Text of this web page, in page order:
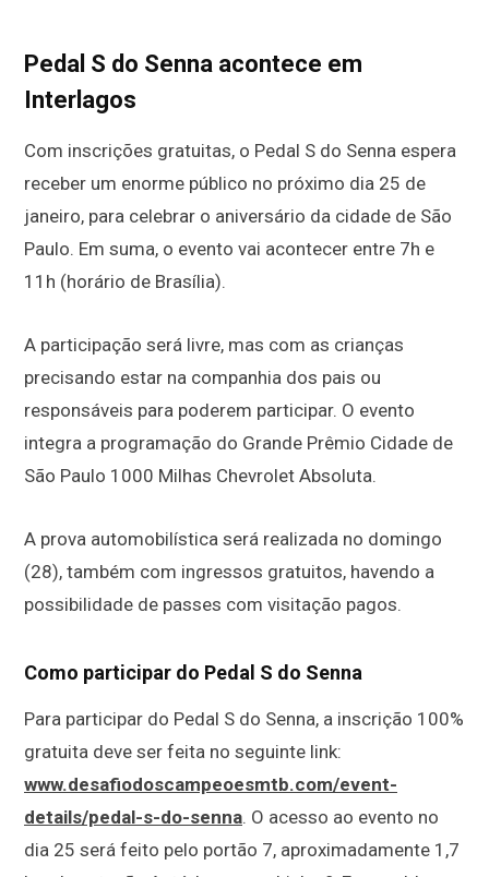
Pedal S do Senna acontece em
Interlagos
Com inscrições gratuitas, o Pedal S do Senna espera
receber um enorme público no próximo dia 25 de
janeiro, para celebrar o aniversário da cidade de São
Paulo. Em suma, o evento vai acontecer entre 7h e
11h (horário de Brasília).
A participação será livre, mas com as crianças
precisando estar na companhia dos pais ou
responsáveis para poderem participar. O evento
integra a programação do Grande Prêmio Cidade de
São Paulo 1000 Milhas Chevrolet Absoluta.
A prova automobilística será realizada no domingo
(28), também com ingressos gratuitos, havendo a
possibilidade de passes com visitação pagos.
Como participar do Pedal S do Senna
Para participar do Pedal S do Senna, a inscrição 100%
gratuita deve ser feita no seguinte link:
www.desafiodoscampeoesmtb.com/event-
details/pedal-s-do-senna. O acesso ao evento no
dia 25 será feito pelo portão 7, aproximadamente 1,7